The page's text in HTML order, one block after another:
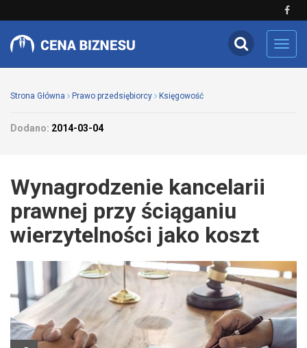
Strona Główna Prawo przedsiębiorcy Księgowość
Dodano: 2014-03-04
Wynagrodzenie kancelarii
prawnej przy ściąganiu
wierzytelności jako koszt